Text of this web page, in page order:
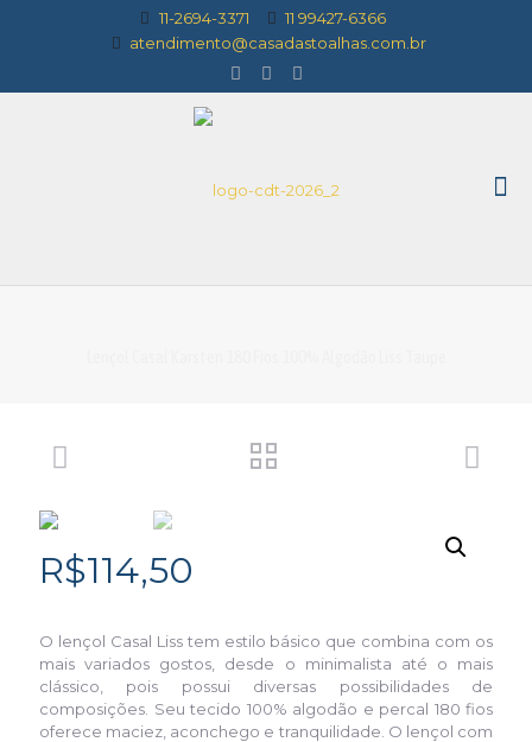
11-2694-3371
11 99427-6366
atendimento@casadastoalhas.com.br
R$114,50
O lençol Casal Liss tem estilo básico que combina com os
mais variados gostos, desde o minimalista até o mais
clássico, pois possui diversas possibilidades de
composições. Seu tecido 100% algodão e percal 180 fios
oferece maciez, aconchego e tranquilidade. O lençol com